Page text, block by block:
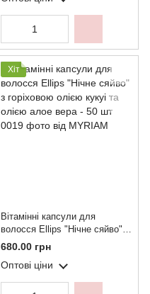
Хіт
Вітамінні капсули для
волосся Ellips "Нічне сяйво" з
горіховою олією кукуі та
олією алое вера - 50 шт
680.00 грн
Оптові ціни